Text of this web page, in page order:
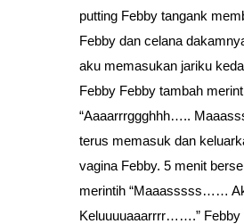
putting Febby tangank
Febby dan celana
aku memasukan jariku
Febby Febby tambah
“Aaaarrrggghhh…..
terus memasuk dan
vagina Febby. 5 menit
merintih “Maaasssss……
Keluuuuaaarrrr…….” Febby